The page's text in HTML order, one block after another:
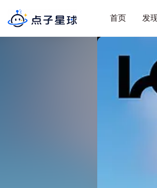
首页 发